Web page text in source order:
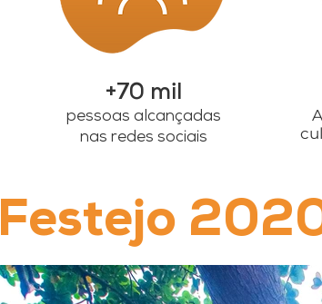
+70 mil
pessoas alcançadas
nas redes sociais
Festejo